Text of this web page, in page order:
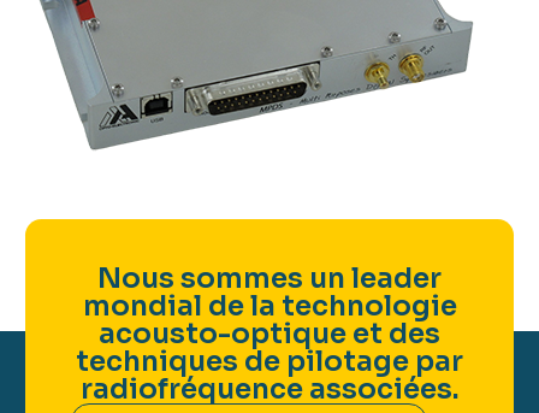
Nous sommes un leader
mondial de la technologie
acousto-optique et des
techniques de pilotage par
radiofréquence associées.